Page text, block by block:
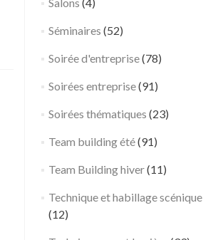
r
q
e
r
i
c
Séminaires (52)
Soirée d'entreprise(78)
Soirées entreprise(91)
Soirées thématiques (23)
Team building été(91)
Team Building hiver(11)
Technique et habillage scénique
(12)